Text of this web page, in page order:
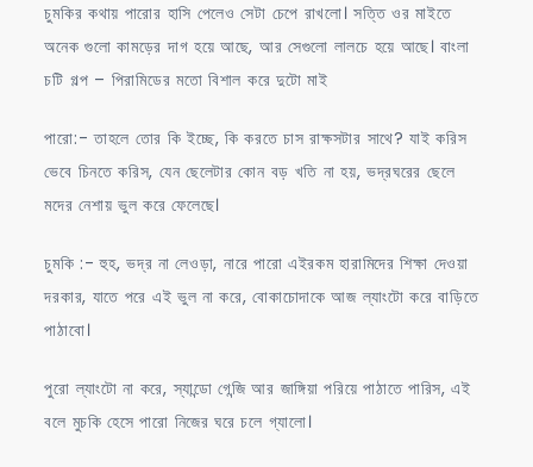
চুমকির কথায় পারোর হাসি পেলেও সেটা চেপে রাখলো। সত্তি ওর মাইতে
অনেক গুলো কামড়ের দাগ হয়ে আছে, আর সেগুলো লালচে হয়ে আছে। বাংলা
চটি গল্প – পিরামিডের মতো বিশাল করে দুটো মাই
পারো:- তাহলে তোর কি ইচ্ছে, কি করতে চাস রাক্ষসটার সাথে? যাই করিস
ভেবে চিনতে করিস, যেন ছেলেটার কোন বড় খতি না হয়, ভদ্রঘরের ছেলে
মদের নেশায় ভুল করে ফেলেছে।
চুমকি :- হুহ, ভদ্র না লেওড়া, নারে পারো এইরকম হারামিদের শিক্ষা দেওয়া
দরকার, যাতে পরে এই ভুল না করে, বোকাচোদাকে আজ ল্যাংটো করে বাড়িতে
পাঠাবো।
পুরো ল্যাংটো না করে, স্যান্ডো গেন্জি আর জাঙ্গিয়া পরিয়ে পাঠাতে পারিস, এই
বলে মুচকি হেসে পারো নিজের ঘরে চলে গ্যালো।